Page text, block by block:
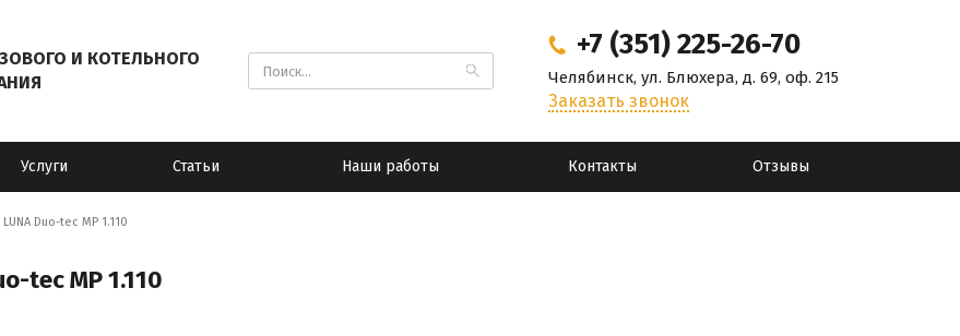
И КОТЕЛЬНОГО
+7 (351) 225-26-70
Челябинск, ул. Блюхера, д. 69, оф. 215
Заказать звонок
Услуги Статьи Наши работы Контакты Отзывы
Duo-tec MP 1.110
tec MP 1.110